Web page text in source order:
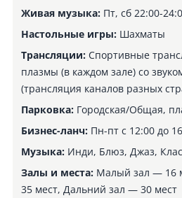
Живая музыка:Пт, сб 22:00-
Настольные игры:Шахматы
Трансляции:Спортивные
плазмы (в каждом зале) со
(трансляция каналов разных
Парковка:Городская/Общая,
Бизнес-ланч:Пн-пт с 12:00 до
Музыка:Инди, Блюз, Джаз,
Залы и места:Малый зал — 16
35 мест, Дальний зал — 30 мест